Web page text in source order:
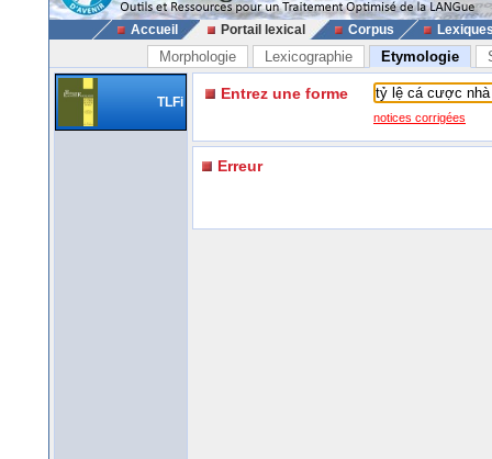
Accueil Portail lexical Corpus
Morphologie Lexicographie Etymologie
TLFi Entrez une forme
notices corrigées
Erreur